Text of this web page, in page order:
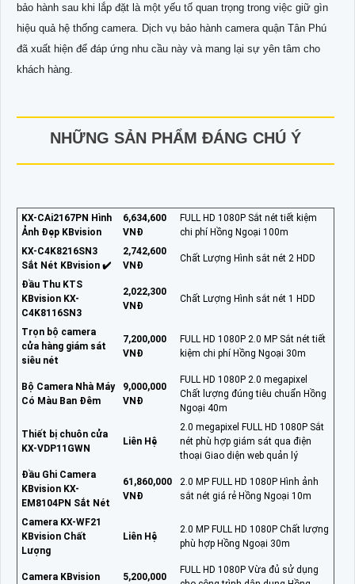
bảo hành sau khi lắp đặt là một yếu tố quan trọng trong việc giữ gìn
hiệu quả hệ thống camera. Dịch vụ bảo hành camera quận Tân Phú
đã xuất hiện để đáp ứng nhu cầu này và mang lại sự yên tâm cho
khách hàng.
NHỮNG SẢN PHẨM ĐÁNG CHÚ Ý
KX-CAi2167PN Hình
Ảnh Đẹp KBvision
6,634,600
VNĐ
FULL HD 1080P Sắt nét tiết kiệm
chi phí Hồng Ngoại 100m
KX-C4K8216SN3
Sắt Nét KBvision ✔️
2,742,600
VNĐ
Chất Lượng Hình sắt nét 2 HDD
Đầu Thu KTS
KBvision KX-
C4K8116SN3
2,022,300
VNĐ
Chất Lượng Hình sắt nét 1 HDD
Trọn bộ camera
cửa hàng giám sát
siêu nét
7,200,000
VNĐ
FULL HD 1080P 2.0 MP Sắt nét tiết
kiệm chi phí Hồng Ngoại 30m
Bộ Camera Nhà Máy
Có Màu Ban Đêm
9,000,000
VNĐ
FULL HD 1080P 2.0 megapixel
Chất lượng đúng tiêu chuẩn Hồng
Ngoại 40m
Thiết bị chuôn cửa
KX-VDP11GWN
Liên Hệ
2.0 megapixel FULL HD 1080P Sắt
nét phù hợp giám sát qua điện
thoại Giao diện web quản lý
Đầu Ghi Camera
KBvision KX-
EM8104PN Sắt Nét
61,860,000
VNĐ
2.0 MP FULL HD 1080P Hình ảnh
sắt nét giá rẻ Hồng Ngoại 10m
Camera KX-WF21
KBvision Chất
Lượng
Liên Hệ
2.0 MP FULL HD 1080P Chất lượng
phù hợp Hồng Ngoại 30m
Camera KBvision
5,200,000
FULL HD 1080P Vừa đủ sử dụng